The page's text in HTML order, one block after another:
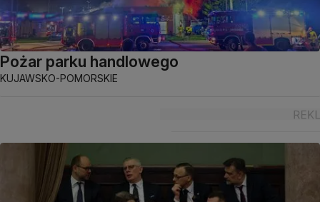
Pożar parku handlowego
KUJAWSKO-POMORSKIE